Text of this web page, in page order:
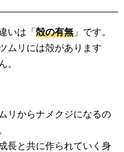
いは「殻の有無 」です。
ムリには殻があります
。
リからナメクジになるの
長と共に作られていく身